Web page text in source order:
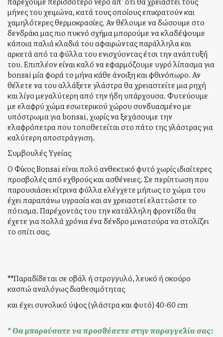
μήνες του χειμώνα, κατά τους οποίους επικρατούν και
χαμηλότερες θερμοκρασίες. Αν θέλουμε να δώσουμε στο
δενδράκι μας πιο πυκνό σχήμα μπορούμε να κλαδέψουμε
κάποια παλιά κλαδιά του αφαιρώντας παράλληλα και
αρκετά από τα φύλλα του ενισχύοντας έτσι την ανάπτυξή
του. Επιπλέον είναι καλό να εφαρμόζουμε υγρό λίπασμα για
bonsai μία φορά το μήνα κάθε άνοιξη και φθινόπωρο. Αν
θέλετε να του αλλάξετε γλάστρα θα χρειαστείτε μια ρηχή
και λίγο μεγαλύτερη από την ήδη υπάρχουσα. Φυτεύουμε
με ελαφρύ χώμα εσωτερικού χώρου συνδυασμένο με
υπόστρωμα για bonsai, χωρίς να ξεχάσουμε την
ελαφρόπετρα που τοποθετείται στο πάτο της γλάστρας για
καλύτερη αποστράγγιση.
Συμβουλές Υγείας
Ο Φίκος Bonsai είναι πολύ ανθεκτικό φυτό χωρίς ιδιαίτερες
προσβολές από εχθρούς και ασθένειες. Σε περίπτωση που
παρουσιάσει κίτρινα φύλλα ελέγχετε μήπως το χώμα του
έχει παραπάνω υγρασία και αν χρειαστεί ελαττώστε το
πότισμα. Παρέχοντάς του την κατάλληλη φροντίδα θα
έχετε για πολλά χρόνια ένα δένδρο μινιατούρα να στολίζει
το σπίτι σας.
**Παραδίδεται σε οβάλ ή στρογγυλό, λευκό ή σκούρο
κασπώ αναλόγως διαθεσιμότητας
και έχει συνολικό ύψος (γλάστρα και φυτό) 40-60 cm
* Θα μπορούσατε να προσθέσετε στην παραγγελία σας: